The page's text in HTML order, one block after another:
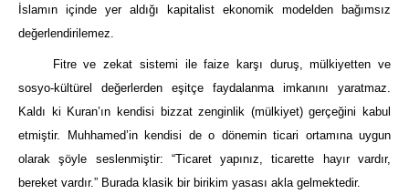
İslamın içinde yer aldığı kapitalist ekonomik modelden bağımsız
değerlendirilemez.
Fitre ve zekat sistemi ile faize karşı duruş, mülkiyetten ve
sosyo-kültürel değerlerden eşitçe faydalanma imkanını yaratmaz.
Kaldı ki Kuran’ın kendisi bizzat zenginlik (mülkiyet) gerçeğini kabul
etmiştir. Muhhamed’in kendisi de o dönemin ticari ortamına uygun
olarak şöyle seslenmiştir: “Ticaret yapınız, ticarette hayır vardır,
bereket vardır.” Burada klasik bir birikim yasası akla gelmektedir.